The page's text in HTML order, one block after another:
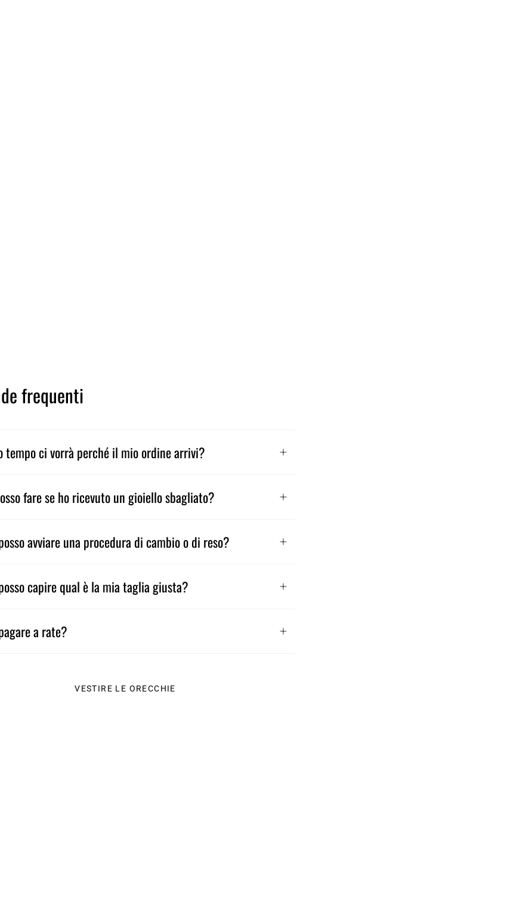
frequenti
tempo ci vorrà perché il mio ordine arrivi?
fare se ho ricevuto un gioiello sbagliato?
avviare una procedura di cambio o di reso?
capire qual è la mia taglia giusta?
a rate?
VESTIRE LE ORECCHIE